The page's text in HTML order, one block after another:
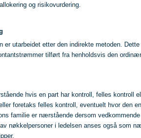
og risikovurdering.
er utarbeidet etter den indirekte metoden.
tilført fra henholdsvis den
hvis en part har kontroll, felles kontroll
foretaks felles kontroll, eventuelt hvor den
familie er nærstående dersom
nøkkelpersoner i ledelsen anses også som